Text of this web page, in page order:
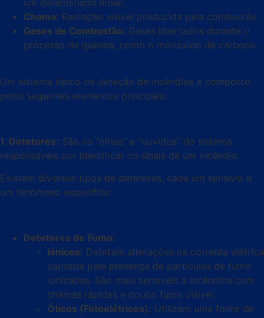
Chama: Radiação visível produzida pela combustão.
Gases de Combustão: Gases libertados durante o
processo de queima, como o monóxido de carbono.
Um sistema típico de deteção de incêndios é composto
pelos seguintes elementos principais:
1. Detetores: São os “olhos” e “ouvidos” do sistema,
responsáveis por identificar os sinais de um incêndio.
Existem diversos tipos de detetores, cada um sensível a
um fenómeno específico:
Detetores de Fumo:
Iónicos: Detetam alterações na corrente elétrica
causada pela presença de partículas de fumo
ionizadas. São mais sensíveis a incêndios com
chamas rápidas e pouco fumo visível.
Óticos (Fotoelétricos): Utilizam uma fonte de